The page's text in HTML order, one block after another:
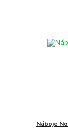
Náboje